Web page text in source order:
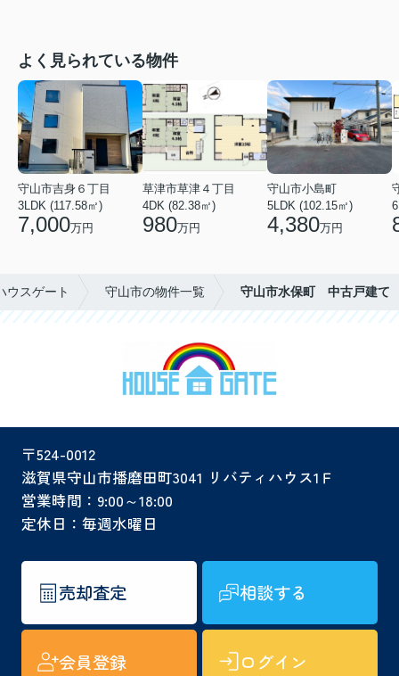
よく見られている物件
守山市吉身６丁目
3LDK (117.58㎡)
7,000万円
草津市草津４丁目
4DK (82.38㎡)
980万円
守山市小島町
5LDK (102.15㎡)
4,380万円
ウスゲート 守山市の物件一覧 守山市水保町 中古戸建て
〒524-0012
滋賀県守山市播磨田町3041 リバティハウス1Ｆ
営業時間：9:00～18:00
定休日：毎週水曜日
売却査定 相談する
会員登録 ログイン